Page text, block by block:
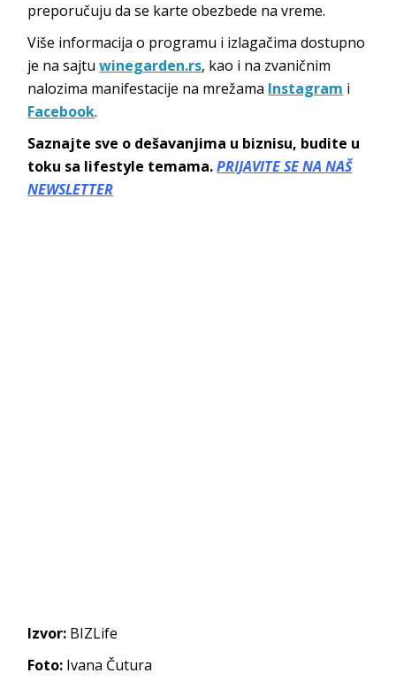
preporučuju da se karte obezbede na vreme.
Više informacija o programu i izlagačima dostupno
je na sajtuwinegarden.rs, kao i na zvaničnim
nalozima manifestacije na mrežama Instagram i
Facebook.
Saznajte sve o dešavanjima u biznisu, budite u
toku sa lifestyle temama.PRIJAVITE SE NA NAŠ
NEWSLETTER
Izvor: BIZLife
Foto: Ivana Čutura